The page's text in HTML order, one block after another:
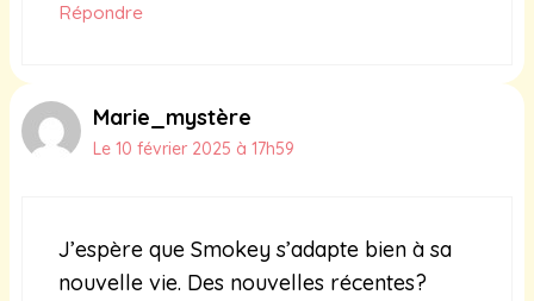
Répondre
Marie_mystère
Le 10 février 2025 à 17h59
J’espère que Smokey s’adapte bien à sa
nouvelle vie. Des nouvelles récentes?